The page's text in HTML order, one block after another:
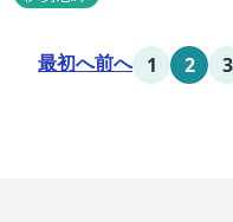
らではの「ひと手間」のお
て...最初へ前へ 1 2 3